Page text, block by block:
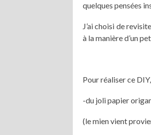
quelques pensées
J’ai choisi de
à la manière d’un
Pour réaliser ce
-du joli papier
(le mien vient